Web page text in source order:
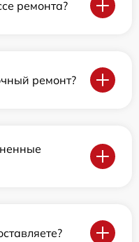
ремонта?
ремонт?